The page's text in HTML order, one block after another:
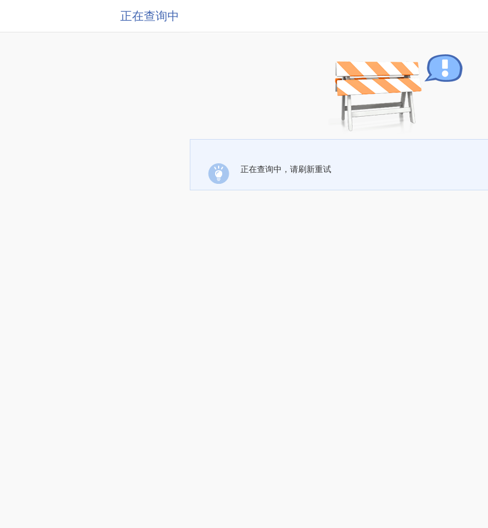
正在查询中
正在查询中，请刷新重试